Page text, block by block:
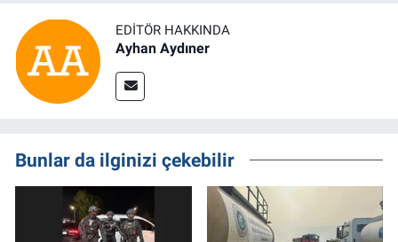
EDITÖR HAKKINDA
Ayhan Aydıner
Bunlar da ilginizi çekebilir